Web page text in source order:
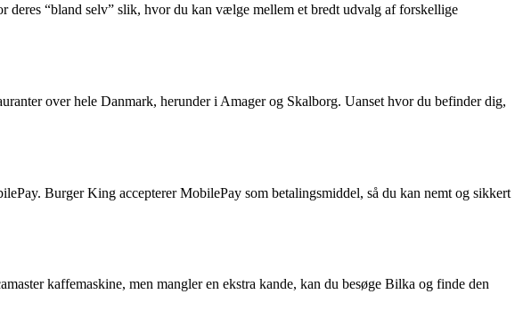
“bland selv” slik, hvor du kan vælge mellem et bredt udvalg af forskellige
over hele Danmark, herunder i Amager og Skalborg. Uanset hvor du befinder dig,
Burger King accepterer MobilePay som betalingsmiddel, så du kan nemt og sikkert
kaffemaskine, men mangler en ekstra kande, kan du besøge Bilka og finde den